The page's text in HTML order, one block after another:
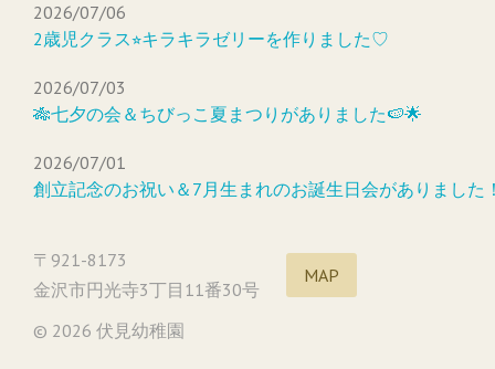
2026/07/06
2歳児クラス⭐︎キラキラゼリーを作りました♡
2026/07/03
🎋七夕の会＆ちびっこ夏まつりがありました🍉🌟
2026/07/01
創立記念のお祝い＆7月生まれのお誕生日会がありました
〒921-8173
金沢市円光寺3丁目11番30号
MAP
© 2026 伏見幼稚園